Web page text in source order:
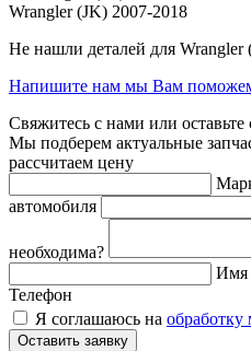
Wrangler (JK) 2007-2018
Не нашли деталей для Wrangler
Напишите нам мы Вам
Свяжитесь с нами или
Мы подберем актуальные
рассчитаем цену
автомобиля
необходима?
Имя
Телефон
Я соглашаюсь на